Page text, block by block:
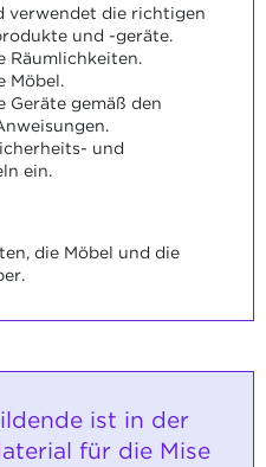
verwendet die richtigen
und -geräte.
Räumlichkeiten.
Möbel.
Geräte gemäß den
und
ein.
die Möbel und die
ist in der
für die Mise